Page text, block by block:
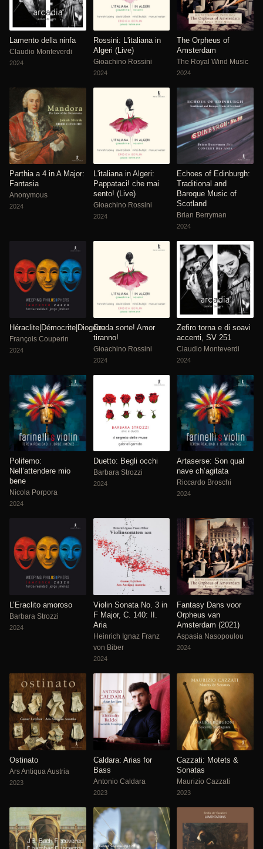
Lamento della ninfa
Claudio Monteverdi
2024
Rossini: L'italiana in
Algeri (Live)
Gioachino Rossini
2024
The Orpheus of
Amsterdam
The Royal Wind Music
2024
Parthia a 4 in A Major:
Fantasia
Anonymous
2024
L'italiana in Algeri:
Pappataci! che mai
sento! (Live)
Gioachino Rossini
2024
Echoes of Edinburgh:
Traditional and
Baroque Music of
Scotland
Brian Berryman
2024
Héraclite|Démocrite|Diogène
François Couperin
2024
Cruda sorte! Amor
tiranno!
Gioachino Rossini
2024
Zefiro torna e di soavi
accenti, SV 251
Claudio Monteverdi
2024
Polifemo:
Nell’attendere mio
bene
Nicola Porpora
2024
Duetto: Begli occhi
Barbara Strozzi
2024
Artaserse: Son qual
nave ch’agitata
Riccardo Broschi
2024
L’Eraclito amoroso
Barbara Strozzi
2024
Violin Sonata No. 3 in
F Major, C. 140: II.
Aria
Heinrich Ignaz Franz
von Biber
2024
Fantasy Dans voor
Orpheus van
Amsterdam (2021)
Aspasia Nasopoulou
2024
Ostinato
Ars Antiqua Austria
2023
Caldara: Arias for
Bass
Antonio Caldara
2023
Cazzati: Motets &
Sonatas
Maurizio Cazzati
2023